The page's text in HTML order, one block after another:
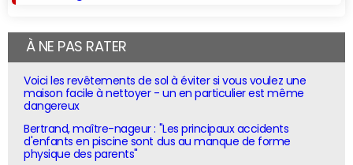
À NE PAS RATER
Voici les revêtements de sol à éviter si vous voulez une
maison facile à nettoyer - un en particulier est même
dangereux
Bertrand, maître-nageur : "Les principaux accidents
d'enfants en piscine sont dus au manque de forme
physique des parents"